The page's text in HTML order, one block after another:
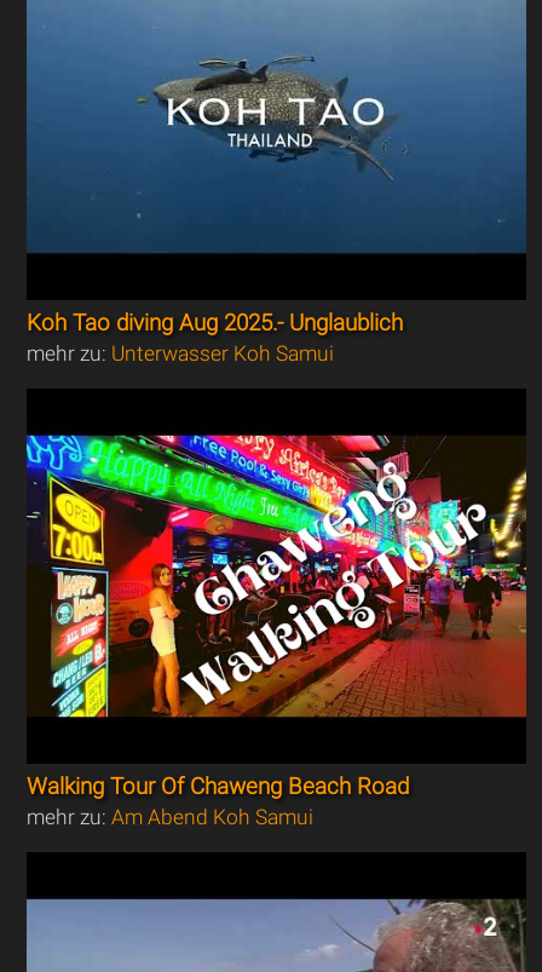
Koh Tao diving Aug 2025.- Unglaublich
mehr zu: Unterwasser Koh Samui
Walking Tour Of Chaweng Beach Road
mehr zu:Am Abend Koh Samui